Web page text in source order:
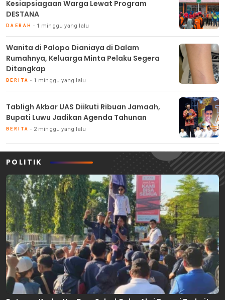
Kesiapsiagaan Warga Lewat Program
DESTANA
DAERAH 1 minggu yang lalu
Wanita di Palopo Dianiaya di Dalam
Rumahnya, Keluarga Minta Pelaku Segera
Ditangkap
BERITA 1 minggu yang lalu
Tabligh Akbar UAS Diikuti Ribuan Jamaah,
Bupati Luwu Jadikan Agenda Tahunan
BERITA 2 minggu yang lalu
POLITIK